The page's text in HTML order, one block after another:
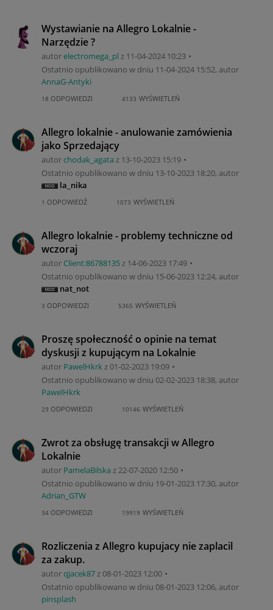
Wystawianie na Allegro Lokalnie -
Narzędzie ?
autorelectromega_pl z ‎11-04-2024 10:23
Ostatnio opublikowano w dniu ‎11-04-2024 15:52, autor
AnnaG-Antyki
18 ODPOWIEDZI 4133 WYŚWIETLEŃ
Allegro lokalnie - anulowanie zamówienia
jako Sprzedający
autorchodak_agata z ‎13-10-2023 15:19
Ostatnio opublikowano w dniu ‎13-10-2023 18:20, autor
la_nika
1 ODPOWIEDŹ 1073 WYŚWIETLEŃ
Allegro lokalnie - problemy techniczne od
wczoraj
autor Client:86788135z ‎14-06-2023 17:49
Ostatnio opublikowano w dniu ‎15-06-2023 12:24, autor
nat_not
3 ODPOWIEDZI 5365 WYŚWIETLEŃ
Proszę społeczność o opinie na temat
dyskusji z kupującym na Lokalnie
autor PawelHkrkz‎01-02-2023 19:09
Ostatnio opublikowano w dniu ‎02-02-2023 18:38, autor
PawelHkrk
29 ODPOWIEDZI 10146 WYŚWIETLEŃ
Zwrot za obsługę transakcji w Allegro
Lokalnie
autor PamelaBilska z‎22-07-2020 12:50
Ostatnio opublikowano w dniu ‎19-01-2023 17:30, autor
Adrian_GTW
34 ODPOWIEDZI 19919 WYŚWIETLEŃ
Rozliczenia z Allegro kupujacy nie zaplacil
za zakup.
autorqjacek87z‎08-01-2023 12:00
Ostatnio opublikowano w dniu ‎08-01-2023 12:06, autor
pinsplash